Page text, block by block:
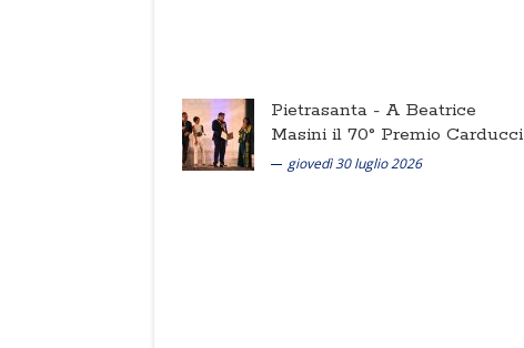
Pietrasanta - A Beatrice
Masini il 70° Premio Carducci
giovedì 30 luglio 2026